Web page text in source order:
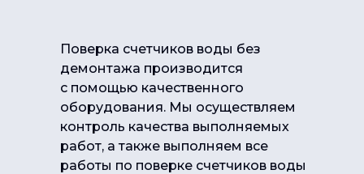
Поверка счетчиков воды без
демонтажа производится
с помощью качественного
оборудования. Мы осуществляем
контроль качества выполняемых
работ, а также выполняем все
работы по поверке счетчиков воды